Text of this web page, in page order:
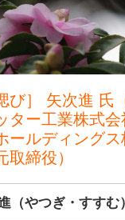
び］ 矢次進 氏
ター工業株式
ールディングス
取締役）
（やつぎ・すすむ